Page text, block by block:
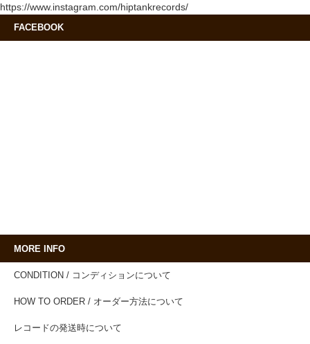
https://www.instagram.com/hiptankrecords/
FACEBOOK
MORE INFO
CONDITION / コンディションについて
HOW TO ORDER / オーダー方法について
レコードの発送時について